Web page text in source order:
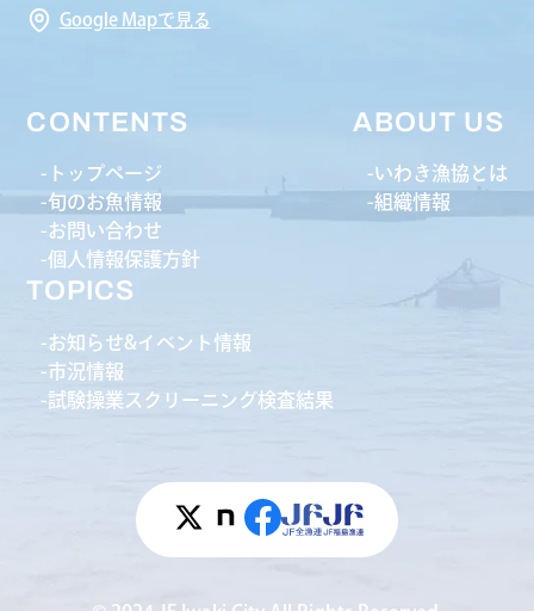
Google Mapで見る
CONTENTS
トップページ
旬のお魚情報
お問い合わせ
個人情報保護方針
ABOUT US
いわき漁協とは
組織情報
TOPICS
お知らせ&イベント情報
市況情報
試験操業スクリーニング検査結果